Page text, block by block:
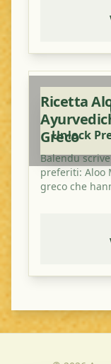
Unlock
Ricetta
Greco
Balendu
preferiti: Aloo
greco che